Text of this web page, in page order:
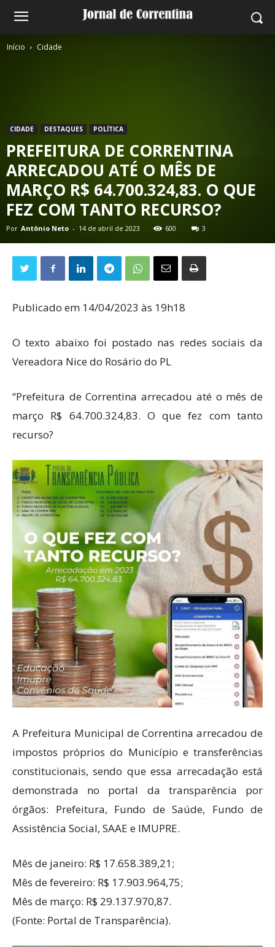
Início Cidade
CIDADE DESTAQUES POLÍTICA
PREFEITURA DE CORRENTINA
ARRECADOU ATÉ O MÊS DE
MARÇO R$ 64.700.324,83. O QUE
FEZ COM TANTO RECURSO?
Por Antônio Neto - 14 de abril de 2023 600 3
Publicado em 14/04/2023 às 19h18
O texto abaixo foi postado nas redes sociais da
Vereadora Nice do Rosário do PL
“Prefeitura de Correntina arrecadou até o mês de
março R$ 64.700.324,83. O que fez com tanto
recurso?
A Prefeitura Municipal de Correntina arrecadou de
impostos próprios do Município e transferências
constitucionais, sendo que essa arrecadação está
demonstrada no portal da transparência por
órgãos: Prefeitura, Fundo de Saúde, Fundo de
Assistência Social, SAAE e IMUPRE.
Mês de janeiro: R$ 17.658.389,21;
Mês de fevereiro: R$ 17.903.964,75;
Mês de março: R$ 29.137.970,87.
(Fonte: Portal de Transparência).